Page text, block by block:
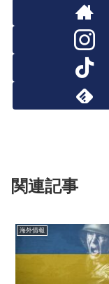
関連記事
海外情報